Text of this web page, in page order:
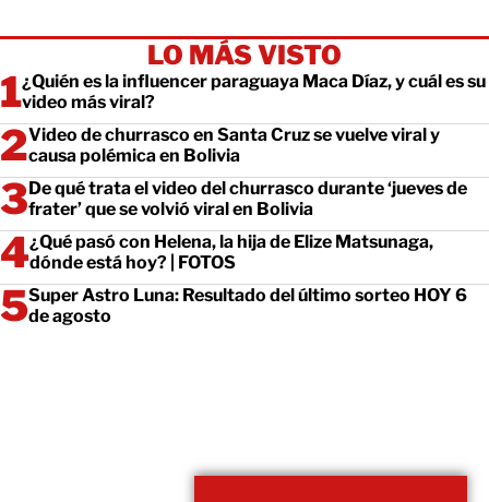
LO MÁS VISTO
¿Quién es la influencer paraguaya Maca Díaz, y cuál es su
video más viral?
Video de churrasco en Santa Cruz se vuelve viral y
causa polémica en Bolivia
De qué trata el video del churrasco durante ‘jueves de
frater’ que se volvió viral en Bolivia
¿Qué pasó con Helena, la hija de Elize Matsunaga,
dónde está hoy? | FOTOS
Super Astro Luna: Resultado del último sorteo HOY 6
de agosto